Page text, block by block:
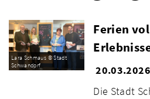
Lara Schmaus © Stadt
Schwandorf
Ferien
20.03.2026
Die Stadt